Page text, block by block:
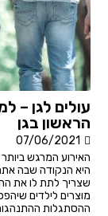
עולים לגן –
הראשון בגן
07/06/2021
האירוע המרגש ביותר
היא הנקודה שבה
שצריך לתת לו את
מוצרים לילדים
ההסתגלות